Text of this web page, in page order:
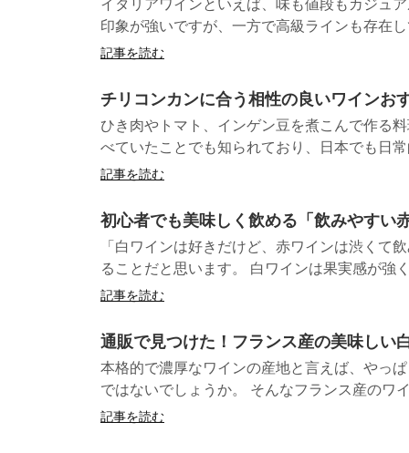
イタリアワインといえば、味も値段もカジュ
印象が強いですが、一方で高級ラインも存在
記事を読む
チリコンカンに合う相性の良いワインお
ひき肉やトマト、インゲン豆を煮こんで作る
べていたことでも知られており、日本でも日
記事を読む
初心者でも美味しく飲める「飲みやすい
「白ワインは好きだけど、赤ワインは渋くて
ることだと思います。 白ワインは果実感が強
記事を読む
通販で見つけた！フランス産の美味しい
本格的で濃厚なワインの産地と言えば、やっ
ではないでしょうか。 そんなフランス産のワ
記事を読む